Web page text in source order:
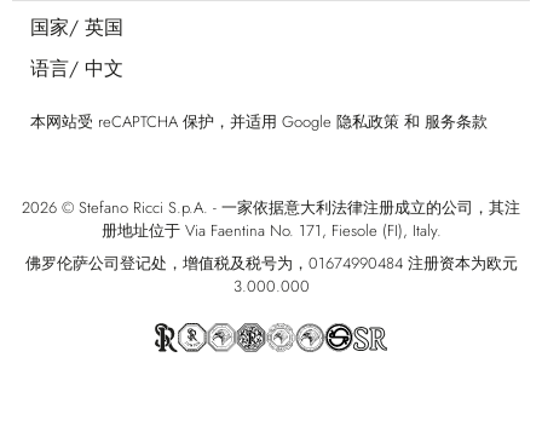
国家/ 英国
语言/ 中文
本网站受 reCAPTCHA 保护，并适用 Google 隐私政策 和 服务条款
2026 © Stefano Ricci S.p.A. - 一家依据意大利法律注册成立的公司，其注
册地址位于 Via Faentina No. 171, Fiesole (FI), Italy.
佛罗伦萨公司登记处，增值税及税号为，01674990484 注册资本为欧元
3.000.000